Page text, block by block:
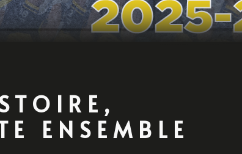
ENSEMBLE